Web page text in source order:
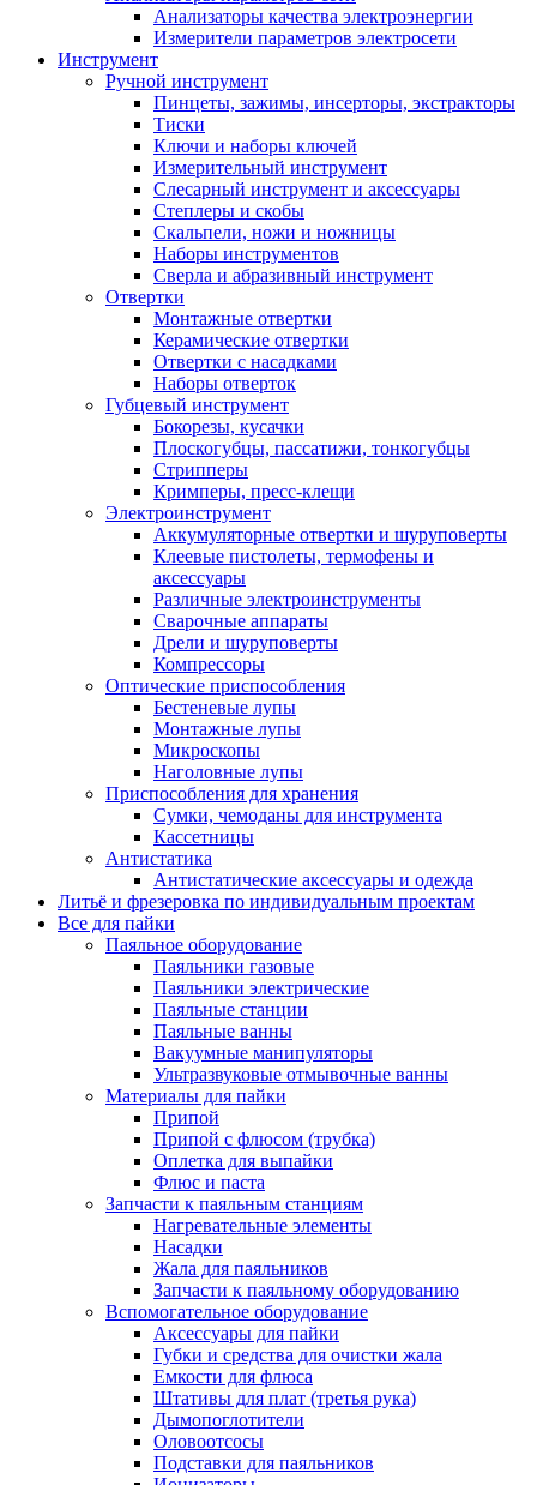
Анализаторы качества электроэнергии
Измерители параметров электросети
Инструмент
Ручной инструмент
Пинцеты, зажимы, инсерторы, экстракторы
Тиски
Ключи и наборы ключей
Измерительный инструмент
Слесарный инструмент и аксессуары
Степлеры и скобы
Скальпели, ножи и ножницы
Наборы инструментов
Сверла и абразивный инструмент
Отвертки
Монтажные отвертки
Керамические отвертки
Отвертки с насадками
Наборы отверток
Губцевый инструмент
Бокорезы, кусачки
Плоскогубцы, пассатижи, тонкогубцы
Стрипперы
Кримперы, пресс-клещи
Электроинструмент
Аккумуляторные отвертки и шуруповерты
Клеевые пистолеты, термофены и
аксессуары
Различные электроинструменты
Сварочные аппараты
Дрели и шуруповерты
Компрессоры
Оптические приспособления
Бестеневые лупы
Монтажные лупы
Микроскопы
Наголовные лупы
Приспособления для хранения
Сумки, чемоданы для инструмента
Кассетницы
Антистатика
Антистатические аксессуары и одежда
Литьё и фрезеровка по индивидуальным проектам
Все для пайки
Паяльное оборудование
Паяльники газовые
Паяльники электрические
Паяльные станции
Паяльные ванны
Вакуумные манипуляторы
Ультразвуковые отмывочные ванны
Материалы для пайки
Припой
Припой с флюсом (трубка)
Оплетка для выпайки
Флюс и паста
Запчасти к паяльным станциям
Нагревательные элементы
Насадки
Жала для паяльников
Запчасти к паяльному оборудованию
Вспомогательное оборудование
Аксессуары для пайки
Губки и средства для очистки жала
Емкости для флюса
Штативы для плат (третья рука)
Дымопоглотители
Оловоотсосы
Подставки для паяльников